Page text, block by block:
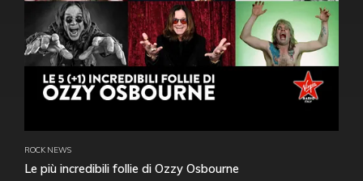
ROCK NEWS
Le più incredibili follie di Ozzy Osbourne